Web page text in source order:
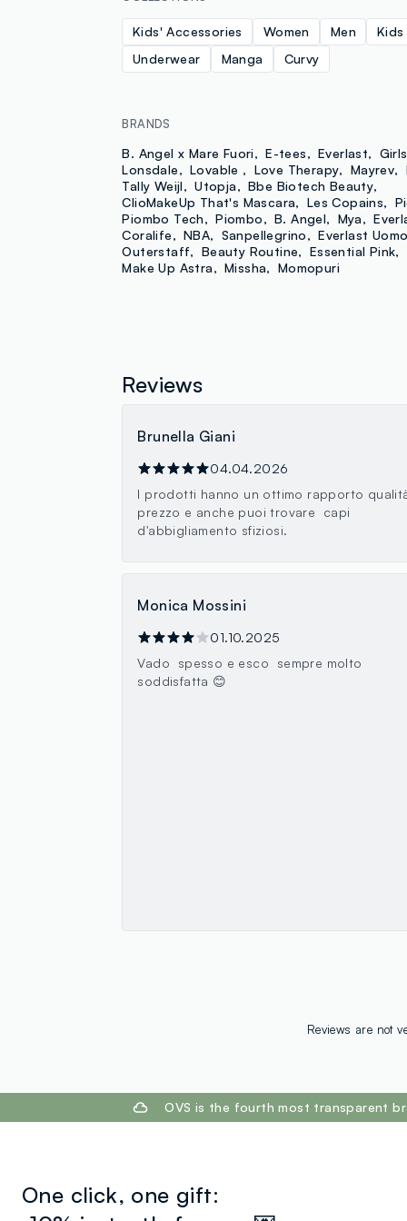
Kids' Accessories Women Men Kids
Underwear
Manga Curvy
BRANDS
B. Angel x Mare Fuori E-tees Everlast Girls
Lonsdale
Lovable Love Therapy Mayrev
Tally Weijl
Utopja
Bbe Biotech Beauty
ClioMakeUp That's Mascara
Les Copains
Piombo Tech
Piombo B. Angel Mya
Coralife
NBA Sanpellegrino Everlast Uomo
Outerstaff
Beauty Routine Essential Pink
Make Up Astra
Missha Momopuri
Reviews
Brunella Giani
04.04.2026
I prodotti hanno un ottimo rapporto
prezzo e anche puoi trovare capi
d'abbigliamento sfiziosi.
Monica Mossini
01.10.2025
Vado spesso e esco sempre molto
soddisfatta 😊
Reviews are not
OVS is the fourth most transparent
One click, one gift: